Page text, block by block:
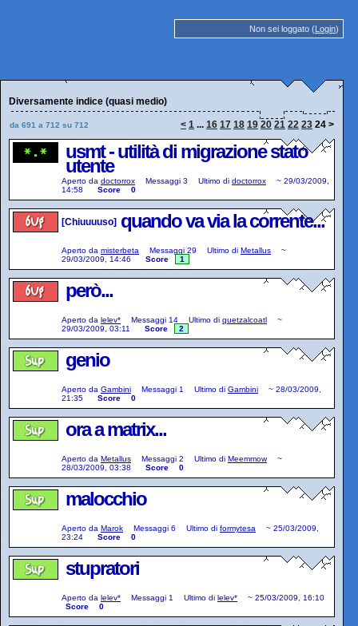
Non sei loggato (Login)
Diversamente indice (quasi medio)
da 691 a 712 su 712 < 1 ... 16 17 18 19 20 21 22 23 24 >
usmt - utilità di migrazione stato
utente
Aperto da doctorrox Messaggi 3 Ultimo di doctorrox ~ 29/03/2009,
14:58
Score 0
[Chiuuuuso] quando va via la corrente...
Aperto da misterbeta Messaggi 29 Ultimo di Metallus
~
29/03/2009, 14:46
Score 1
però...
Aperto da lelev* Messaggi 14 Ultimo di quetzalcoatl
~
29/03/2009, 03:11
Score 2
genio
Aperto da Gambini Messaggi 1 Ultimo di Gambini ~ 28/03/2009,
21:35
Score 0
ora a matrix...
Aperto da Metallus Messaggi 2 Ultimo di Meemmow
~
28/03/2009, 03:38
Score 0
malocchio
Aperto da Marok Messaggi 6 Ultimo di formytesa ~ 25/03/2009,
23:24
Score 0
stupratori
Aperto da lelev* Messaggi 1 Ultimo di lelev* ~ 25/03/2009, 16:10
Score
0